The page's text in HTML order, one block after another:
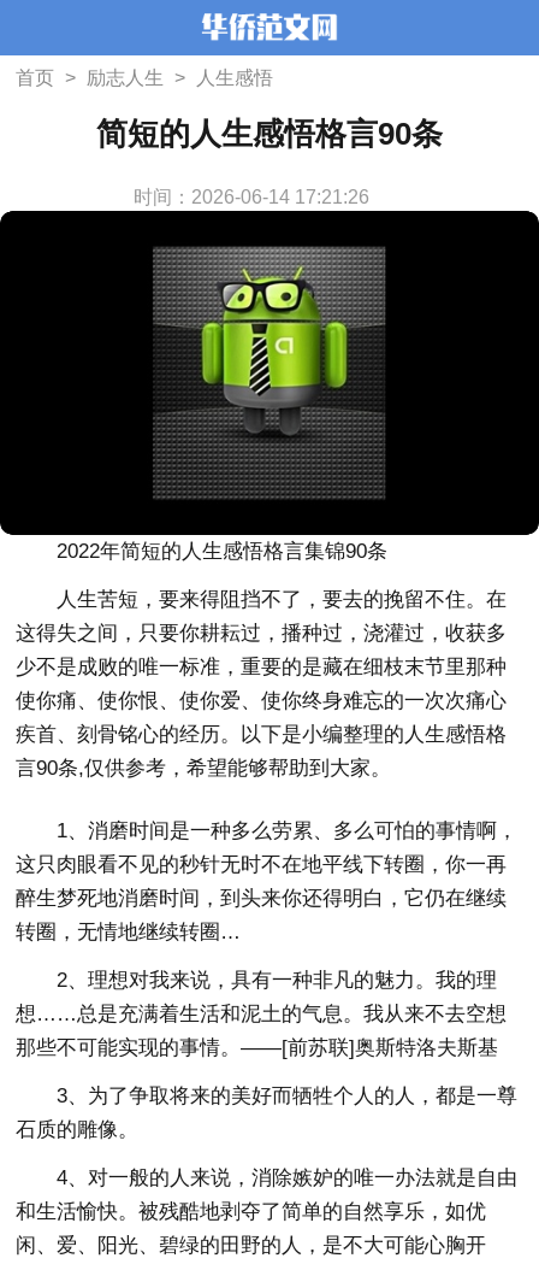
首页 > 励志人生 > 人生感悟
简短的人生感悟格言90条
时间：2026-06-14 17:21:26
2022年简短的人生感悟格言集锦90条
人生苦短，要来得阻挡不了，要去的挽留不住。在
这得失之间，只要你耕耘过，播种过，浇灌过，收获多
少不是成败的唯一标准，重要的是藏在细枝末节里那种
使你痛、使你恨、使你爱、使你终身难忘的一次次痛心
疾首、刻骨铭心的经历。以下是小编整理的人生感悟格
言90条,仅供参考，希望能够帮助到大家。
1、消磨时间是一种多么劳累、多么可怕的事情啊，
这只肉眼看不见的秒针无时不在地平线下转圈，你一再
醉生梦死地消磨时间，到头来你还得明白，它仍在继续
转圈，无情地继续转圈…
2、理想对我来说，具有一种非凡的魅力。我的理
想……总是充满着生活和泥土的气息。我从来不去空想
那些不可能实现的事情。——[前苏联]奥斯特洛夫斯基
3、为了争取将来的美好而牺牲个人的人，都是一尊
石质的雕像。
4、对一般的人来说，消除嫉妒的唯一办法就是自由
和生活愉快。被残酷地剥夺了简单的自然享乐，如优
闲、爱、阳光、碧绿的田野的人，是不大可能心胸开